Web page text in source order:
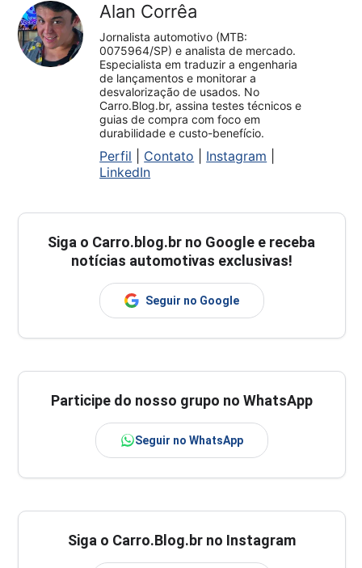
Alan Corrêa
Jornalista automotivo (MTB:
0075964/SP) e analista de mercado.
Especialista em traduzir a engenharia
de lançamentos e monitorar a
desvalorização de usados. No
Carro.Blog.br, assina testes técnicos e
guias de compra com foco em
durabilidade e custo-benefício.
Perfil Contato Instagram
LinkedIn
Siga o Carro.blog.br no Google e receba
notícias automotivas exclusivas!
Seguir no Google
Participe do nosso grupo no WhatsApp
Seguir no WhatsApp
Siga o Carro.Blog.br no Instagram